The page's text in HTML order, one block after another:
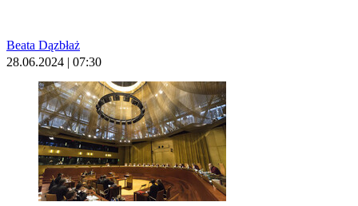
Beata Dązbłaż
28.06.2024 | 07:30